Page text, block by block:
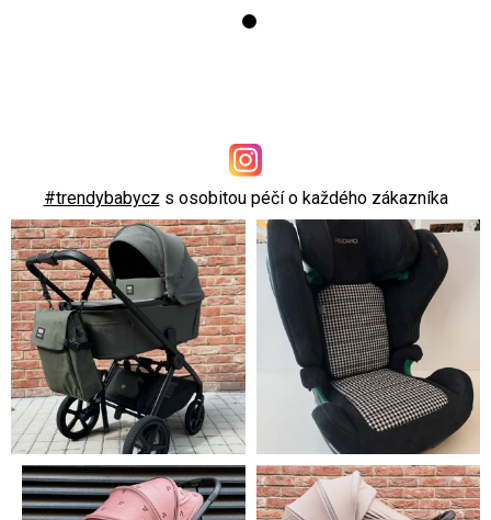
#trendybabycz s osobitou péčí o každého zákazníka